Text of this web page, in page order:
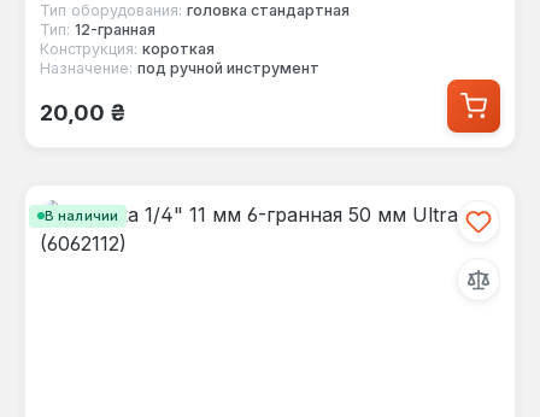
Тип оборудования: головка стандартная
Тип: 12-гранная
Конструкция: короткая
Назначение: под ручной инструмент
Обычная цена:
20,00 ₴
В наличии